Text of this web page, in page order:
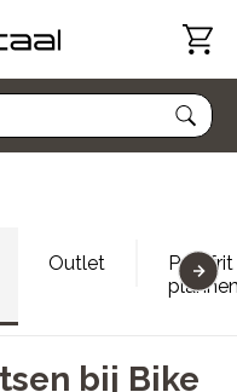
Outlet
Proefrit
bij Bike